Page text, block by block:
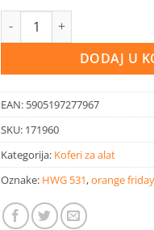
Kofer za alat modularni X-
DODAJ U
EAN: 5905197277967
SKU: 171960
Kategorija: Koferi za alat
Oznake: HWG 531,orange